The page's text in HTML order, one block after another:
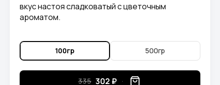
вкус настоя сладковатый с цветочным
ароматом.
100гр 500гр
335 302 ₽